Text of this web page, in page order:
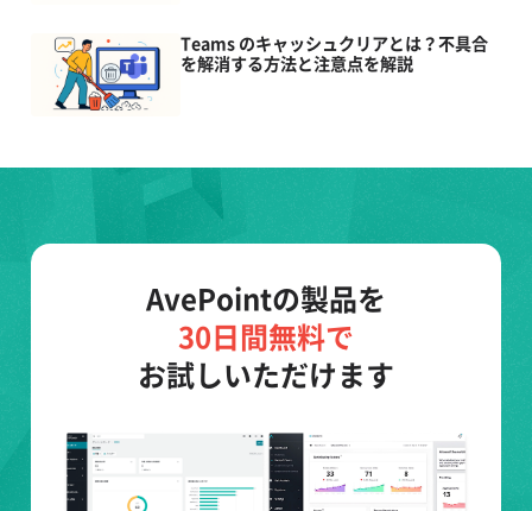
Teams のキャッシュクリアとは？不具合
を解消する方法と注意点を解説
AvePointの製品を
30日間無料で
お試しいただけます